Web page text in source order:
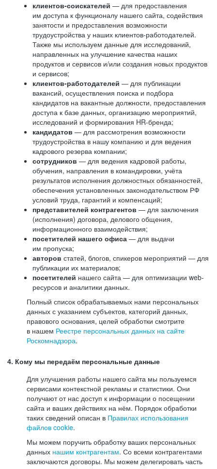
клиентов-соискателей — для предоставления
им доступа к функционалу нашего сайта, содействия
занятости и предоставления возможности
трудоустройства у наших клиентов-работодателей.
Также мы используем данные для исследований,
направленных на улучшение качества наших
продуктов и сервисов и/или создания новых продуктов
и сервисов;
клиентов-работодателей — для публикации
вакансий, осуществления поиска и подбора
кандидатов на вакантные должности, предоставления
доступа к базе данных, организацию мероприятий,
исследований и формирования HR-бренда;
кандидатов — для рассмотрения возможности
трудоустройства в нашу компанию и для ведения
кадрового резерва компании;
сотрудников — для ведения кадровой работы,
обучения, направления в командировки, учёта
результатов исполнения должностных обязанностей,
обеспечения установленных законодательством РФ
условий труда, гарантий и компенсаций;
представителей контрагентов — для заключения
(исполнения) договора, делового общения,
информационного взаимодействия;
посетителей нашего офиса — для выдачи
им пропуска;
авторов статей, блогов, спикеров мероприятий — для
публикации их материалов;
посетителей нашего сайта — для оптимизации web-
ресурсов и аналитики данных.
Полный список обрабатываемых нами персональных
данных с указанием субъектов, категорий данных,
правового основания, целей обработки смотрите
в нашем Реестре персональных данных на сайте
Роскомнадзора.
4. Кому мы передаём персональные данные
Для улучшения работы нашего сайта мы пользуемся
сервисами контекстной рекламы и статистики. Они
получают от нас доступ к информации о посещении
сайта и ваших действиях на нём. Порядок обработки
таких сведений описан в Правилах использования
файлов cookie.
Мы можем поручить обработку ваших персональных
данных нашим контрагентам. Со всеми контрагентами
заключаются договоры. Мы можем делегировать часть